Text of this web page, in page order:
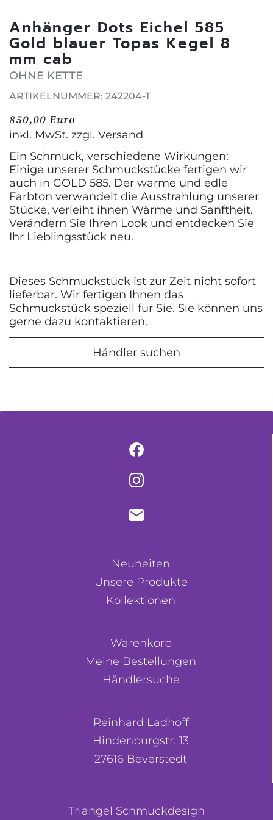
Anhänger Dots Eichel 585
Gold blauer Topas Kegel 8
mm cab
OHNE KETTE
ARTIKELNUMMER: 242204-T
850,00 Euro
inkl. MwSt. zzgl. Versand
Ein Schmuck, verschiedene Wirkungen:
Einige unserer Schmuckstücke fertigen wir
auch in GOLD 585. Der warme und edle
Farbton verwandelt die Ausstrahlung unserer
Stücke, verleiht ihnen Wärme und Sanftheit.
Verändern Sie Ihren Look und entdecken Sie
Ihr Lieblingsstück neu.
Dieses Schmuckstück ist zur Zeit nicht sofort
lieferbar. Wir fertigen Ihnen das
Schmuckstück speziell für Sie. Sie können uns
gerne dazu kontaktieren.
Händler suchen
Neuheiten
Unsere Produkte
Kollektionen
Warenkorb
Meine Bestellungen
Händlersuche
Reinhard Ladhoff
Hindenburgstr. 13
27616 Beverstedt
Triangel Schmuckdesign